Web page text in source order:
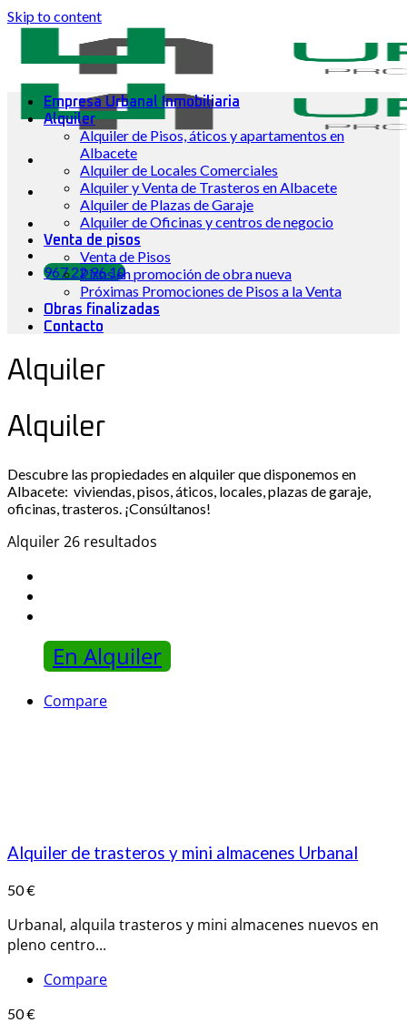
Skip to content
967 22 96 10
Empresa Urbanal Inmobiliaria
Alquiler
Alquiler de Pisos, áticos y apartamentos en
Albacete
Alquiler de Locales Comerciales
Alquiler y Venta de Trasteros en Albacete
Alquiler de Plazas de Garaje
Alquiler de Oficinas y centros de negocio
Venta de pisos
Venta de Pisos
Pisos en promoción de obra nueva
Próximas Promociones de Pisos a la Venta
Obras finalizadas
Contacto
Alquiler
Alquiler
Descubre las propiedades en alquiler que disponemos en
Albacete: viviendas, pisos, áticos, locales, plazas de garaje,
oficinas, trasteros. ¡Consúltanos!
Alquiler26 resultados
En Alquiler
Compare
Alquiler de trasteros y mini almacenes Urbanal
50 €
Urbanal, alquila trasteros y mini almacenes nuevos en
pleno centro...
Compare
50 €